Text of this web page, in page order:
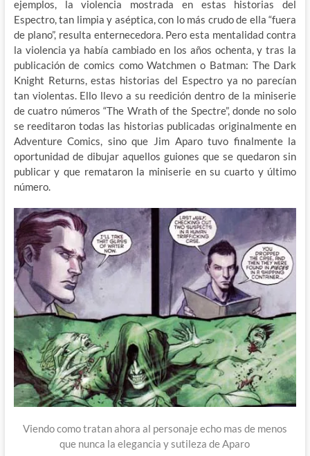
ejemplos, la violencia mostrada en estas historias del
Espectro, tan limpia y aséptica, con lo más crudo de ella “fuera
de plano”, resulta enternecedora. Pero esta mentalidad contra
la violencia ya había cambiado en los años ochenta, y tras la
publicación de comics como Watchmen o Batman: The Dark
Knight Returns, estas historias del Espectro ya no parecían
tan violentas. Ello llevo a su reedición dentro de la miniserie
de cuatro números “The Wrath of the Spectre”, donde no solo
se reeditaron todas las historias publicadas originalmente en
Adventure Comics, sino que Jim Aparo tuvo finalmente la
oportunidad de dibujar aquellos guiones que se quedaron sin
publicar y que remataron la miniserie en su cuarto y último
número.
Viendo como tratan ahora al personaje echo mas de menos
que nunca la elegancia y sutileza de Aparo